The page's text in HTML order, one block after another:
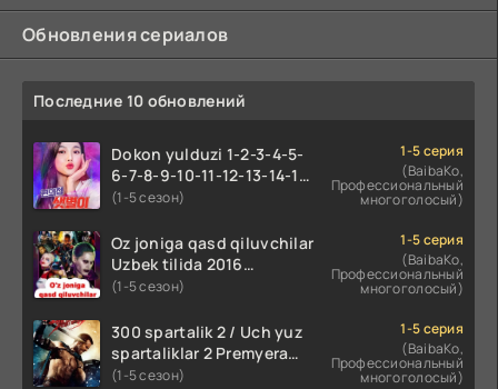
Обновления сериалов
Последние 10 обновлений
Dokon yulduzi 1-2-3-4-5-
6-7-8-9-10-11-12-13-14-15-
16-17 Qism Uzbek tilida
qismlari o'zbek tilida
(1-5 сезон)
1-5 серия
(BaibaKo,
Профессиональный
многоголосый)
Oz joniga qasd qiluvchilar
Uzbek tilida 2016
O'zbekcha tarjima kino
(1-5 сезон)
1-5 серия
(BaibaKo,
Профессиональный
многоголосый)
300 spartalik 2 / Uch yuz
spartaliklar 2 Premyera
Uzbek tilida 2013
(1-5 сезон)
1-5 серия
(BaibaKo,
Профессиональный
многоголосый)